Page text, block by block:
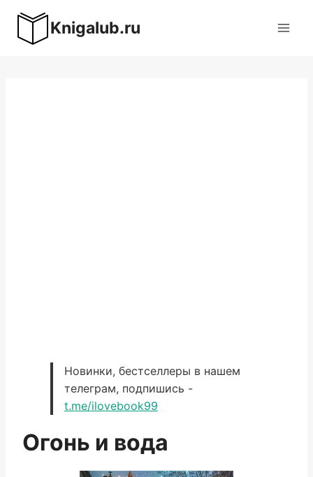
содержимому
Knigalub.ru
Новинки, бестселлеры в нашем
телеграм, подпишись -
t.me/ilovebook99
Огонь и вода